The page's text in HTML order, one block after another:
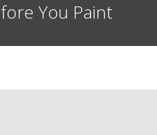
You Paint